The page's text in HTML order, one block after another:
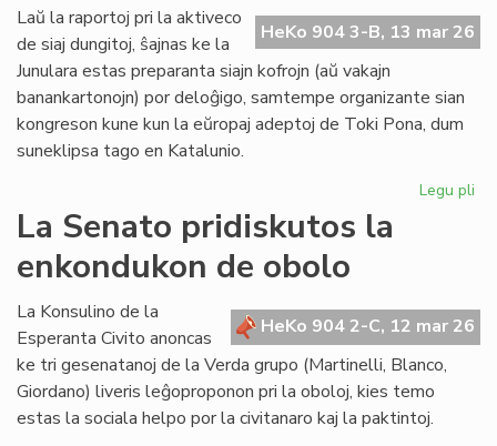
el
HeKo 904 3-B, 13 mar 26
Laŭ la raportoj pri la aktiveco
de siaj dungitoj, ŝajnas ke la
Junulara estas preparanta siajn kofrojn (aŭ vakajn
banankartonojn) por deloĝigo, samtempe organizante sian
kongreson kune kun la eŭropaj adeptoj de Toki Pona, dum
suneklipsa tago en Katalunio.
Legu pli
La Senato pridiskutos la
enkondukon de obolo
HeKo 904 2-C, 12 mar 26
La Konsulino de la
Esperanta Civito anoncas
ke tri gesenatanoj de la Verda grupo (Martinelli, Blanco,
Giordano) liveris leĝoproponon pri la oboloj, kies temo
estas la sociala helpo por la civitanaro kaj la paktintoj.